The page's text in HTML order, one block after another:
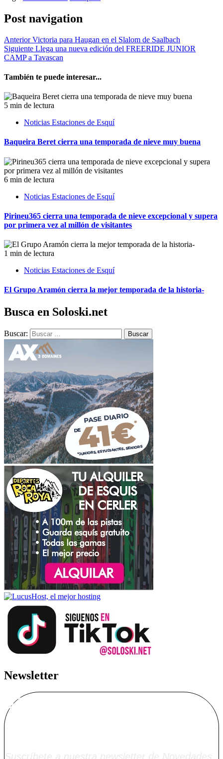
Post navigation
AnteriorVictoria para Haugan en el Slalom de Saalbach
Siguiente Llega una nueva edición del FREERIDE JUNIOR
CAMP a Tavascan
También te puede interesar...
5 min de lectura
Noticias Estaciones de Esquí
Baqueira Beret cierra una temporada de nieve muy buena
6 min de lectura
Noticias Estaciones de Esquí
Pirineu365 cierra una temporada de nieve excepcional y supera
por primera vez al millón de visitantes
1 min de lectura
Noticias Estaciones de Esquí
El Grupo Aramón cierra la mejor temporada de la historia-
Busca en Soloski.net
Buscar:
Newsletter
Alta Boletín